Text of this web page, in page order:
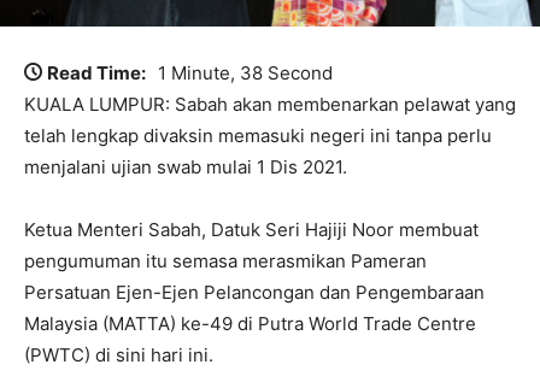
Read Time: 1 Minute, 38 Second
KUALA LUMPUR: Sabah akan membenarkan pelawat yang
telah lengkap divaksin memasuki negeri ini tanpa perlu
menjalani ujian swab mulai 1 Dis 2021.
Ketua Menteri Sabah, Datuk Seri Hajiji Noor membuat
pengumuman itu semasa merasmikan Pameran
Persatuan Ejen-Ejen Pelancongan dan Pengembaraan
Malaysia (MATTA) ke-49 di Putra World Trade Centre
(PWTC) di sini hari ini.